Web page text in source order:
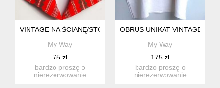
VINTAGE NA ŚCIANĘ/STÓŁ
My Way
75 zł
bardzo proszę o
nierezerwowanie
OBRUS UNIKAT VINTAGE LEN
My Way
175 zł
bardzo proszę o
nierezerwowanie